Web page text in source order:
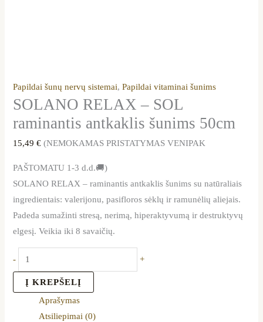
Papildai šunų nervų sistemai,Papildai vitaminai šunims
SOLANO RELAX – SOL
raminantis antkaklis šunims 50cm
15,49€ (NEMOKAMAS PRISTATYMAS VENIPAK
PAŠTOMATU 1-3 d.d.🚚)
SOLANO RELAX – raminantis antkaklis šunims su natūraliais
ingredientais: valerijonu, pasifloros sėklų ir ramunėlių aliejais.
Padeda sumažinti stresą, nerimą, hiperaktyvumą ir destruktyvų
elgesį. Veikia iki 8 savaičių.
- +
Į KREPŠELĮ
Aprašymas
Atsiliepimai (0)